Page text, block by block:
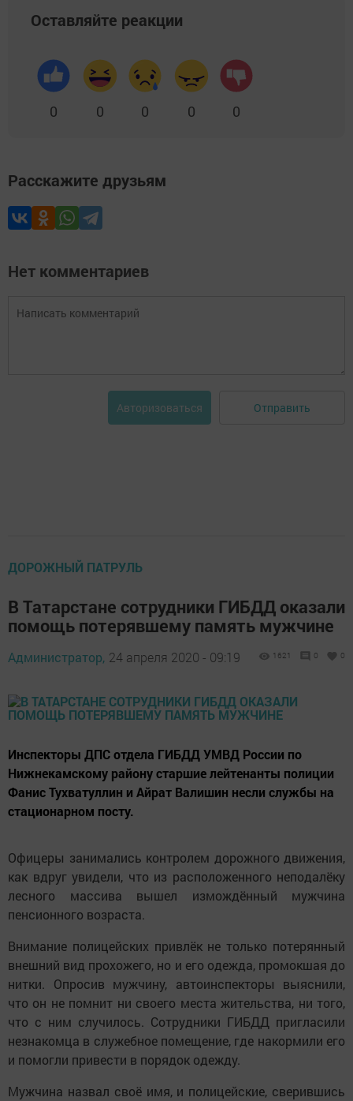
Оставляйте реакции
0 0 0 0 0
Расскажите друзьям
Нет комментариев
Авторизоваться Отправить
ДОРОЖНЫЙ ПАТРУЛЬ
В Татарстане сотрудники ГИБДД оказали
помощь потерявшему память мужчине
Администратор, 24 апреля 2020 - 09:19 1621 0 0
Инспекторы ДПС отдела ГИБДД УМВД России по
Нижнекамскому району старшие лейтенанты полиции
Фанис Тухватуллин и Айрат Валишин несли службы на
стационарном посту.
Офицеры занимались контролем дорожного движения,
как вдруг увидели, что из расположенного неподалёку
лесного массива вышел измождённый мужчина
пенсионного возраста.
Внимание полицейских привлёк не только потерянный
внешний вид прохожего, но и его одежда, промокшая до
нитки. Опросив мужчину, автоинспекторы выяснили,
что он не помнит ни своего места жительства, ни того,
что с ним случилось. Сотрудники ГИБДД пригласили
незнакомца в служебное помещение, где накормили его
и помогли привести в порядок одежду.
Мужчина назвал своё имя, и полицейские, сверившись